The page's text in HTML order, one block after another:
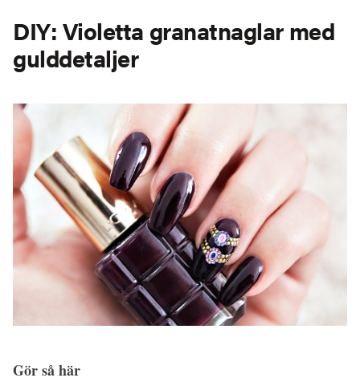
DIY: Violetta granatnaglar med
gulddetaljer
Gör så här